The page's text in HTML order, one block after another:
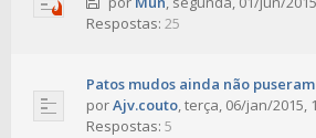
Respostas: 25
Patos mudos ainda não
porAjv.couto,terça, 06/jan/2015,
Respostas: 5